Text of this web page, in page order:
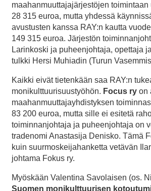
maahanmuuttajajärjestöjen toimintaan
28 315 euroa, mutta yhdessä
avustusten kanssa RAY:n kautta
149 315 euroa. Järjestön
Larinkoski ja puheenjohtaja, opettaja
tulkki Hersi Muhiadin (Turun
Kaikki eivät tietenkään saa RAY:n
monikulttuurisuustyöhön. Focus ry on
maahanmuuttajayhdistyksen
83 200 euroa, mutta sille ei esitetä
toiminnanjohtaja ja puheenjohtaja on
tradenomi Anastasija Denisko. Tämä
kuin suurmoskeijahanketta vetävän
johtama Fokus ry.
Myöskään Valentina Savolaisen (os.
Suomen monikulttuurisen